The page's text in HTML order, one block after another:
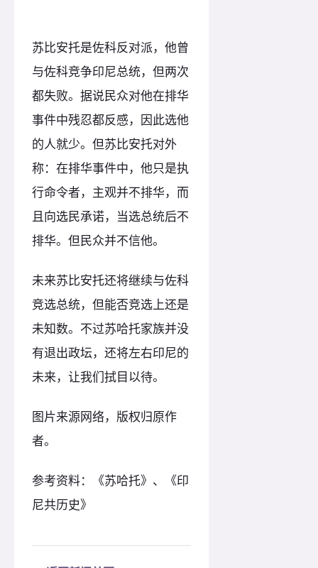
苏比安托是佐科反对派，他曾
与佐科竞争印尼总统，但两次
都失败。据说民众对他在排华
事件中残忍都反感，因此选他
的人就少。但苏比安托对外
称：在排华事件中，他只是执
行命令者，主观并不排华，而
且向选民承诺，当选总统后不
排华。但民众并不信他。
未来苏比安托还将继续与佐科
竞选总统，但能否竞选上还是
未知数。不过苏哈托家族并没
有退出政坛，还将左右印尼的
未来，让我们拭目以待。
图片来源网络，版权归原作
者。
参考资料：《苏哈托》、《印
尼共历史》